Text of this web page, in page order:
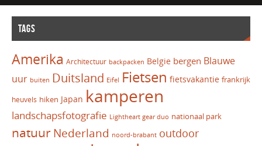
TAGS
Amerika Architectuur backpacken Belgie bergen Blauwe
uur buiten Duitsland Eifel Fietsen fietsvakantie frankrijk
heuvels hiken Japan kamperen
landschapsfotografie Lightheart gear duo nationaal park
natuur Nederland noord-brabant outdoor